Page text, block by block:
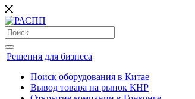
Решения для бизнеса
Поиск оборудования в Китае
Вывод товара на рынок КНР